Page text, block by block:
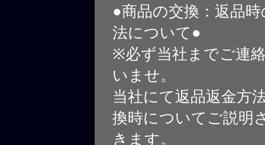
●商品の交換：返品
法について●
※必ず当社までご連
いませ。
当社にて返品返金方
換時についてご説明
きます。